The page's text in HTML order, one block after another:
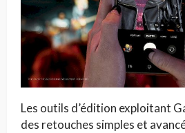
Les outils d’édition exploitant
des retouches simples et